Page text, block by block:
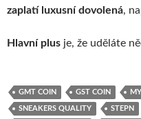
zaplatí luxusní dovolená,
Hlavní plus je, že uděláte
GMT COIN GST COIN
SNEAKERS QUALITY STEPN